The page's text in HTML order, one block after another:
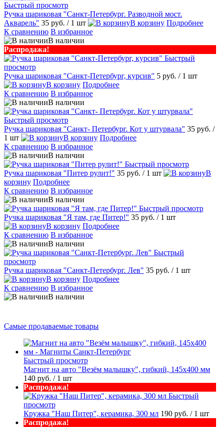
Быстрый просмотр
Ручка шариковая "Санкт-Петербург. Разводной мост.
Акварель" 35 руб. / 1 шт В корзину Подробнее
К сравнению В избранное
В наличии
Распродажа!
Быстрый
просмотр
Ручка шариковая "Санкт-Петербург, курсив" 5 руб. / 1 шт
В корзину Подробнее
К сравнению В избранное
В наличии
Быстрый просмотр
Ручка шариковая "Санкт- Петербург. Кот у штурвала" 35 руб. /
1 шт
В корзину Подробнее
К сравнению В избранное
В наличии
Быстрый просмотр
Ручка шариковая "Питер рулит!" 35 руб. / 1 шт
В
корзину Подробнее
К сравнению В избранное
В наличии
Быстрый просмотр
Ручка шариковая "Я там, где Питер!" 35 руб. / 1 шт
В корзину Подробнее
К сравнению В избранное
В наличии
Быстрый
просмотр
Ручка шариковая "Санкт-Петербург. Лев" 35 руб. / 1 шт
В корзину Подробнее
К сравнению В избранное
В наличии
Самые продаваемые товары
Быстрый просмотр
Магнит на авто "Везём малышку", гибкий, 145х400 мм
140 руб. / 1 шт
Распродажа!
Быстрый
просмотр
Кружка "Наш Питер", керамика, 300 мл 190 руб. / 1 шт
Распродажа!